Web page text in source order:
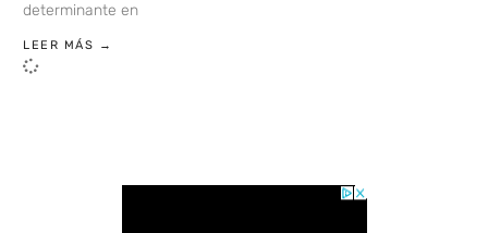
determinante en
LEER MÁS →